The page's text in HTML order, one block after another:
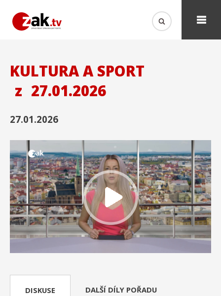
KULTURA A SPORT
z 27.01.2026
27.01.2026
DISKUSE DALŠÍ DÍLY POŘADU